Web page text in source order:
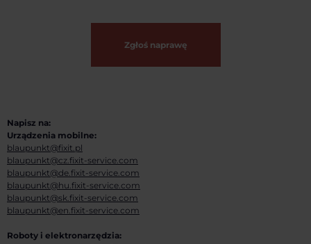
Zgłoś naprawę
Napisz na:
Urządzenia mobilne:
blaupunkt@fixit.pl
blaupunkt@cz.fixit-service.com
blaupunkt@de.fixit-service.com
blaupunkt@hu.fixit-service.com
blaupunkt@sk.fixit-service.com
blaupunkt@en.fixit-service.com
Roboty i elektronarzędzia: